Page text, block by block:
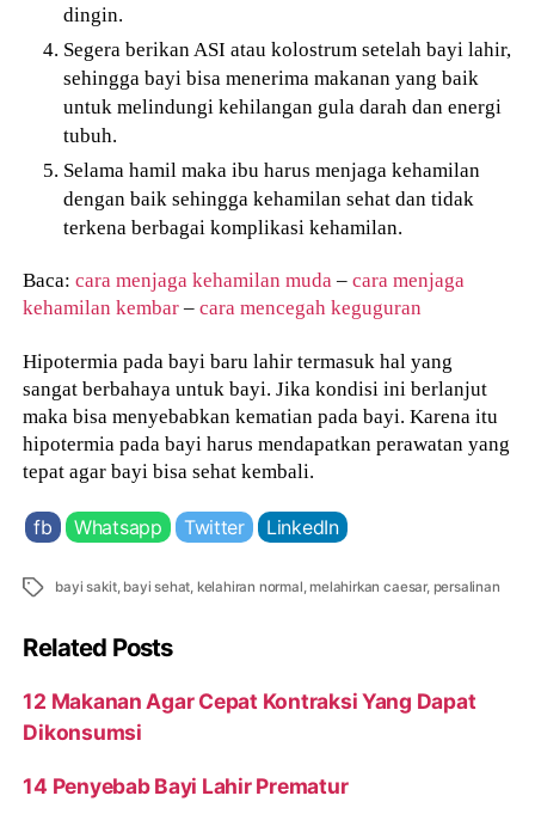
dingin.
Segera berikan ASI atau kolostrum setelah bayi lahir,
sehingga bayi bisa menerima makanan yang baik
untuk melindungi kehilangan gula darah dan energi
tubuh.
Selama hamil maka ibu harus menjaga kehamilan
dengan baik sehingga kehamilan sehat dan tidak
terkena berbagai komplikasi kehamilan.
Baca:cara menjaga kehamilan muda –cara menjaga
kehamilan kembar –cara mencegah keguguran
Hipotermia pada bayi baru lahir termasuk hal yang
sangat berbahaya untuk bayi. Jika kondisi ini berlanjut
maka bisa menyebabkan kematian pada bayi. Karena itu
hipotermia pada bayi harus mendapatkan perawatan yang
tepat agar bayi bisa sehat kembali.
fb Whatsapp Twitter LinkedIn
Tags bayi sakit, bayi sehat, kelahiran normal,melahirkan caesar, persalinan
Related Posts
12 Makanan Agar Cepat Kontraksi Yang Dapat
Dikonsumsi
14 Penyebab Bayi Lahir Prematur